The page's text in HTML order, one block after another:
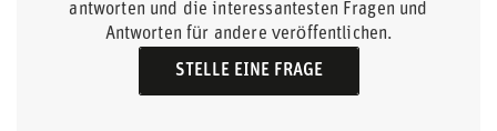
antworten und die interessantesten Fragen und
Antworten für andere veröffentlichen.
STELLE EINE FRAGE